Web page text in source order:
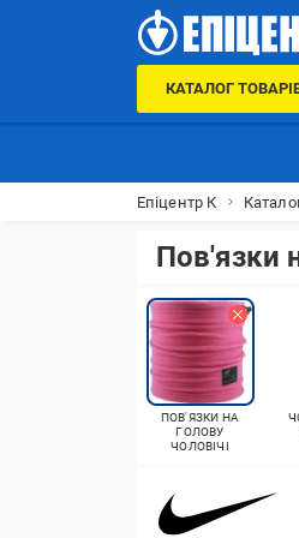
КАТАЛОГ
Епіцентр К
Пов'язки
ПОВ'ЯЗКИ НА
ГОЛОВУ
ЧОЛОВІЧІ